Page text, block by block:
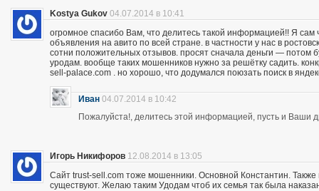
Kostya Gukov 04.07.2014 в 10:41
огромное спасибо Вам, что делитесь такой информацией!! Я
объявления на авито по всей стране. в частности у нас в
сотни положительных отзывов. просят сначала деньги — потом
уродам. вообще таких мошенников нужно за решётку садить.
sell-palace.com . но хорошо, что додумался поюзать поиск в
Иван 04.07.2014 в 10:42
Пожалуйста!, делитесь этой информацией, пусть и Ваши
Игорь Никифоров 12.08.2014 в 13:05
Сайт trust-sell.com тоже мошенники. Основной Константин.
существуют. Желаю таким Удодам чтоб их семья так была